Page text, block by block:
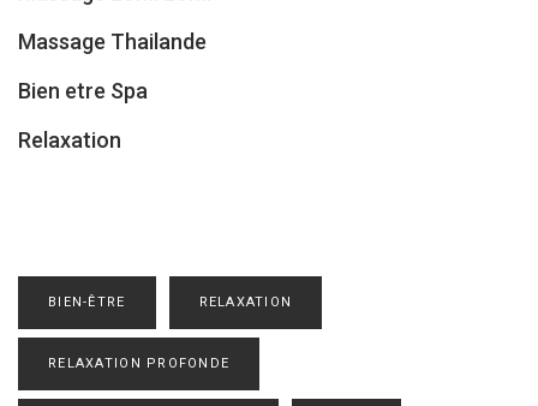
Massage Thailande
Bien etre Spa
Relaxation
BIEN-ÊTRE RELAXATION
RELAXATION PROFONDE